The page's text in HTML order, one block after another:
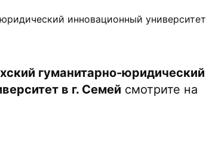
инновационный университет
гуманитарно-юридический
в г. Семей смотрите на